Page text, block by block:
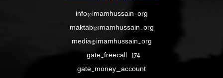
info@imamhussain.org
maktab@imamhussain.org
media@imamhussain.org
gate.freecall 174
gate.money_account